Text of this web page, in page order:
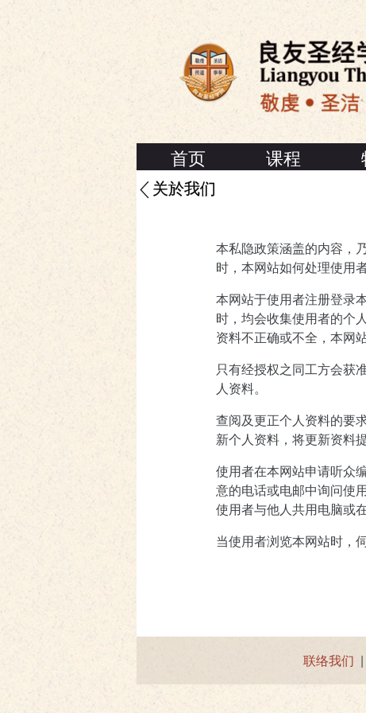
首页 课程
关於我们
本私隐政策涵盖的内容，
时，本网站如何处理使用
本网站于使用者注册登录
时，均会收集使用者的个
资料不正确或不全，本网
只有经授权之同工方会获
人资料。
查阅及更正个人资料的要
新个人资料，将更新资料
使用者在本网站申请听众
意的电话或电邮中询问使
使用者与他人共用电脑或
当使用者浏览本网站时，
联络我们 |